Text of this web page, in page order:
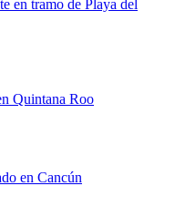
en tramo de Playa del
Quintana Roo
en Cancún